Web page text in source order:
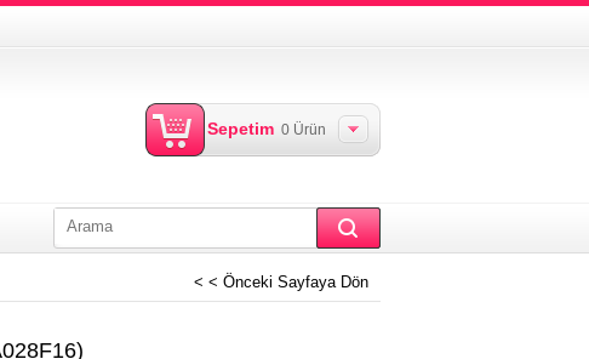
Sepetim 0 Ürün
< < Önceki Sayfaya Dön